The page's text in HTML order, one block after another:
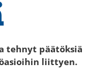
tehnyt päätöksiä
liittyen.